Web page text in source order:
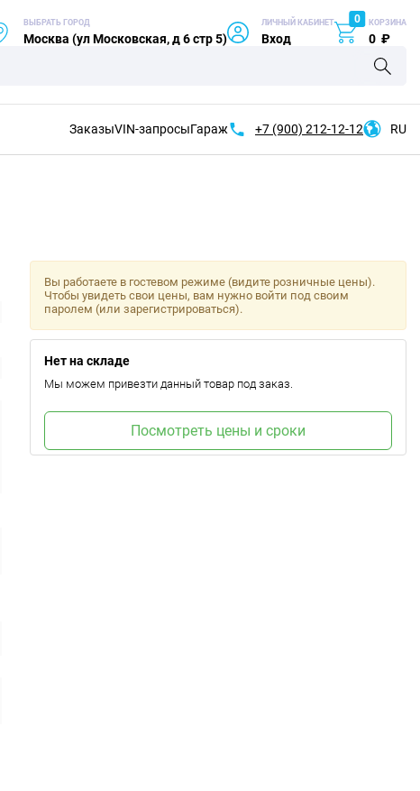
ВЫБРАТЬ ГОРОД
Москва (ул Московская, д 6 стр 5)
ЛИЧНЫЙ КАБИНЕТ
Вход
0 КОРЗИНА
0 ₽
ЗаказыVIN-запросыГараж +7 (900) 212-12-12 RU
Вы работаете в гостевом режиме (видите розничные цены).
Чтобы увидеть свои цены, вам нужно войти под своим
паролем (или зарегистрироваться).
Нет на складе
Мы можем привезти данный товар под заказ.
Посмотреть цены и сроки